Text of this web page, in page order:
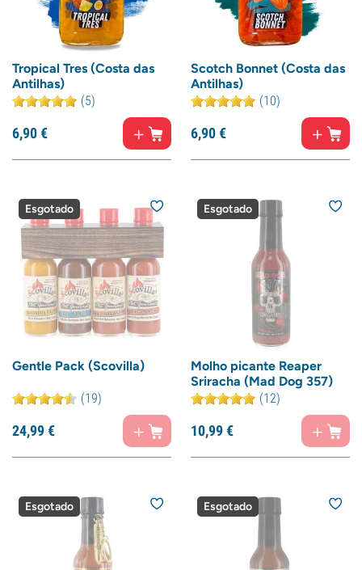
Tropical Tres (Costa das
Antilhas)
(5)
6,90€
Scotch Bonnet (Costa das
Antilhas)
(10)
6,90€
Esgotado
Gentle Pack (Scovilla)
(19)
24,99€
Esgotado
Molho picante Reaper
Sriracha (Mad Dog 357)
(12)
10,99€
Esgotado Esgotado